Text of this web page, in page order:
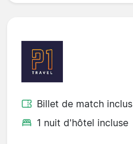
Billet de match inclus
1 nuit d'hôtel incluse